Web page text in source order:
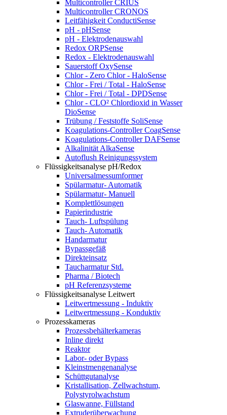
Multicontroller CRIUS
Multicontroller CRONOS
Leitfähigkeit ConductiSense
pH - pHSense
pH - Elektrodenauswahl
Redox ORPSense
Redox - Elektrodenauswahl
Sauerstoff OxySense
Chlor - Zero Chlor - HaloSense
Chlor - Frei / Total - HaloSense
Chlor - Frei / Total - DPDSense
Chlor - CLO² Chlordioxid in Wasser
DioSense
Trübung / Feststoffe SoliSense
Koagulations-Controller CoagSense
Koagulations-Controller DAFSense
Alkalinität AlkaSense
Autoflush Reinigungssystem
Flüssigkeitsanalyse pH/Redox
Universalmessumformer
Spülarmatur- Automatik
Spülarmatur- Manuell
Komplettlösungen
Papierindustrie
Tauch- Luftspülung
Tauch- Automatik
Handarmatur
Bypassgefäß
Direkteinsatz
Taucharmatur Std.
Pharma / Biotech
pH Referenzsysteme
Flüssigkeitsanalyse Leitwert
Leitwertmessung - Induktiv
Leitwertmessung - Konduktiv
Prozesskameras
Prozessbehälterkameras
Inline direkt
Reaktor
Labor- oder Bypass
Kleinstmengenanalyse
Schüttgutanalyse
Kristallisation, Zellwachstum,
Polystyrolwachstum
Glaswanne, Füllstand
Extruderüberwachung